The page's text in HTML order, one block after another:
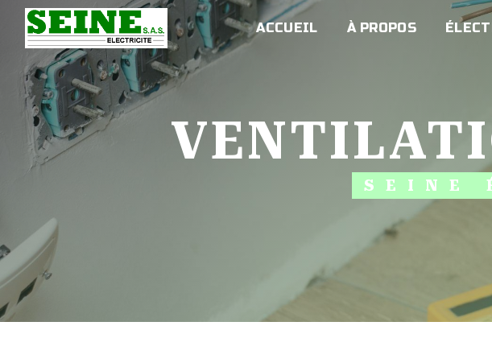
ACCUEIL À PROPOS
SEINE
Panneau de gestion des cookies